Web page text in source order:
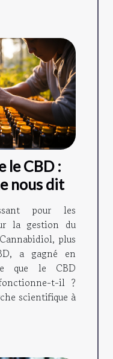
le CBD :
nous dit
pour les
la gestion du
plus
a gagné en
que le CBD
t-il ?
scientifique à